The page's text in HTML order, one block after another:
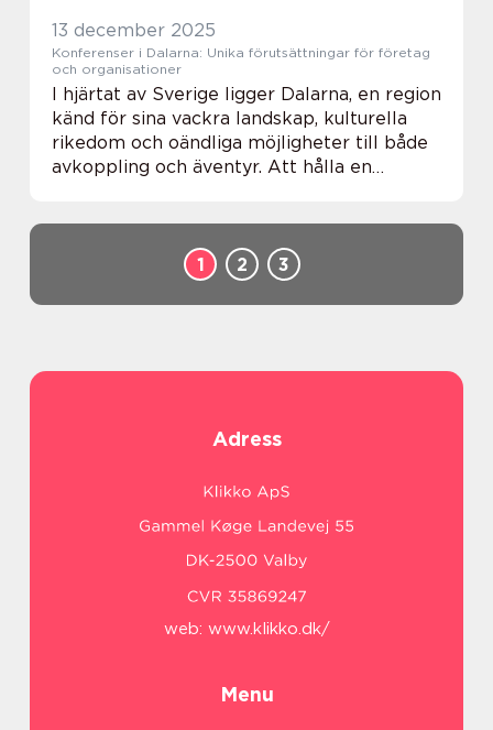
13 december 2025
Konferenser i Dalarna: Unika förutsättningar för företag
och organisationer
I hjärtat av Sverige ligger Dalarna, en region
känd för sina vackra landskap, kulturella
rikedom och oändliga möjligheter till både
avkoppling och äventyr. Att hålla en
1 2 3
Adress
web: www.klikko.dk/
Menu